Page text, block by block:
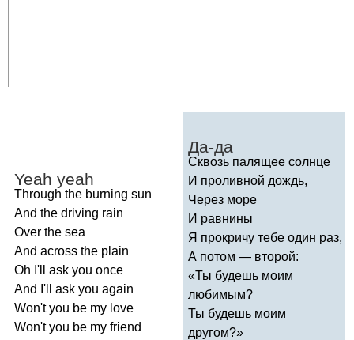
Yeah yeah
Through the burning sun
And the driving rain
Over the sea
And across the plain
Oh I'll ask you once
And I'll ask you again
Won't you be my love
Won't you be my friend
Да-да
Сквозь палящее солнце
И проливной дождь,
Через море
И равнины
Я прокричу тебе один раз,
А потом — второй:
«Ты будешь моим
любимым?
Ты будешь моим
другом?»